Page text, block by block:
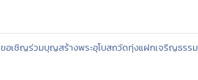
ขอเชิญร่วมบุญสร้างพระอุโบสถวัดทุ่งแฝกเจริญธรร